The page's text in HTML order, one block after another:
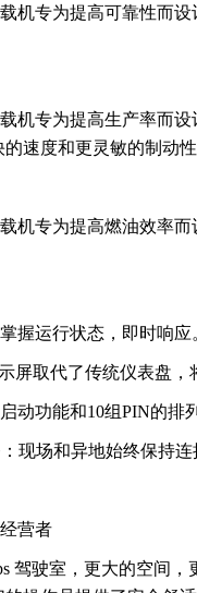
机专为提高可靠性而
机专为提高生产率而
速度和更灵敏的制动性
机专为提高燃油效率
握运行状态，即时响应
屏取代了传统仪表盘，
动功能和10组PIN的排
现场和异地始终保持
营者
驾驶室，更大的空间，